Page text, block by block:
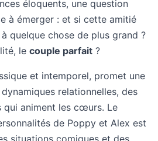
éloquents, une question
à émerger : et si cette amitié
quelque chose de plus grand ?
le couple parfait ?
et intemporel, promet une
relationnelles, des
qui animent les cœurs. Le
de Poppy et Alex est
situations comiques et des